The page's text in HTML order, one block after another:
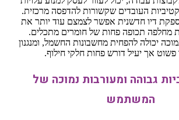
העובדים שקשורות להדפסה מרכזית.
דיו חדשנית אפשר לצמצם עוד יותר את
מחלפה תכופה פחות של חומרים מתכלים.
יכולה להפחית מחשבונות החשמל, ומנגנון
אך יעיל דורש פחות חלקי חילוף.
גבוהה ומעורבות נמוכה של
המשתמש